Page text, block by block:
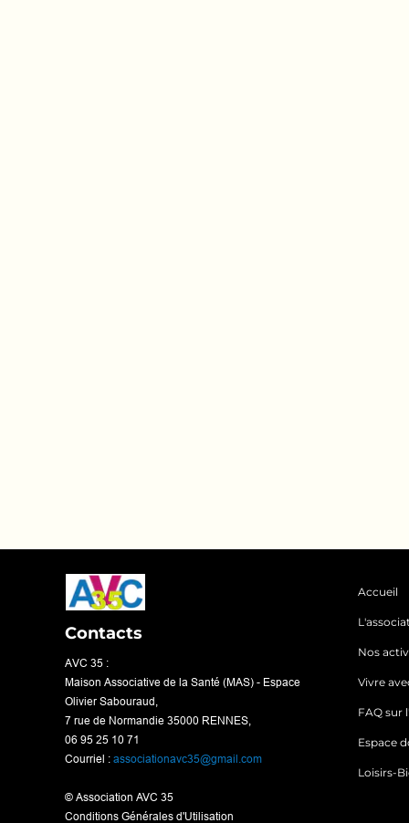
Contacts
AVC 35 :
Maison Associative de la Santé (MAS) - Espace
Olivier Sabouraud,
7 rue de Normandie 35000 RENNES,
06 95 25 10 71
Courriel : associationavc35@gmail.com
© Association AVC 35
Conditions Générales d'Utilisation
Accueil
Nos
Vivre
FAQ sur
Espace
Loisirs-